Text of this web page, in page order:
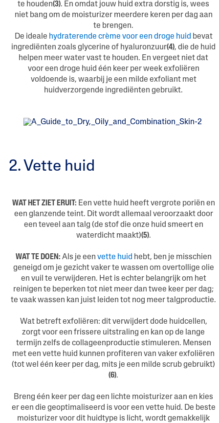
te houden(3). En omdat jouw huid extra dorstig is, wees
niet bang om de moisturizer meerdere keren per dag aan
te brengen.
De ideale hydraterende crème voor een droge huid bevat
ingrediënten zoals glycerine of hyaluronzuur(4), die de huid
helpen meer water vast te houden. En vergeet niet dat
voor een droge huid één keer per week exfoliëren
voldoende is, waarbij je een milde exfoliant met
huidverzorgende ingrediënten gebruikt.
2. Vette huid
WAT HET ZIET ERUIT: Een vette huid heeft vergrote poriën en
een glanzende teint. Dit wordt allemaal veroorzaakt door
een teveel aan talg (de stof die onze huid smeert en
waterdicht maakt)(5).
WAT TE DOEN: Als je een vette huid hebt, ben je misschien
geneigd om je gezicht vaker te wassen om overtollige olie
en vuil te verwijderen. Het is echter belangrijk om het
reinigen te beperken tot niet meer dan twee keer per dag;
te vaak wassen kan juist leiden tot nog meer talgproductie.
Wat betreft exfoliëren: dit verwijdert dode huidcellen,
zorgt voor een frissere uitstraling en kan op de lange
termijn zelfs de collageenproductie stimuleren. Mensen
met een vette huid kunnen profiteren van vaker exfoliëren
(tot wel één keer per dag, mits je een milde scrub gebruikt)
(6).
Breng één keer per dag een lichte moisturizer aan en kies
er een die geoptimaliseerd is voor een vette huid. De beste
moisturizer voor dit huidtype is licht, wordt gemakkelijk